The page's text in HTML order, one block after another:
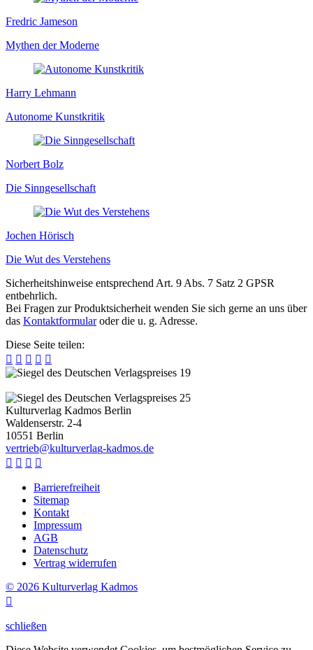
Fredric Jameson
Mythen der Moderne
Harry Lehmann
Autonome Kunstkritik
Norbert Bolz
Die Sinngesellschaft
Jochen Hörisch
Die Wut des Verstehens
Sicherheitshinweise entsprechend Art. 9 Abs. 7 Satz 2 GPSR
entbehrlich.
Bei Fragen zur Produktsicherheit wenden Sie sich gerne an uns über
das Kontaktformularoder die u. g. Adresse.
Diese Seite teilen:
    
Kulturverlag Kadmos Berlin
Waldenserstr. 2-4
10551 Berlin
vertrieb@kulturverlag-kadmos.de
   
Barrierefreiheit
Sitemap
Kontakt
Impressum
AGB
Datenschutz
Vertrag widerrufen
© 2026 Kulturverlag Kadmos

schließen